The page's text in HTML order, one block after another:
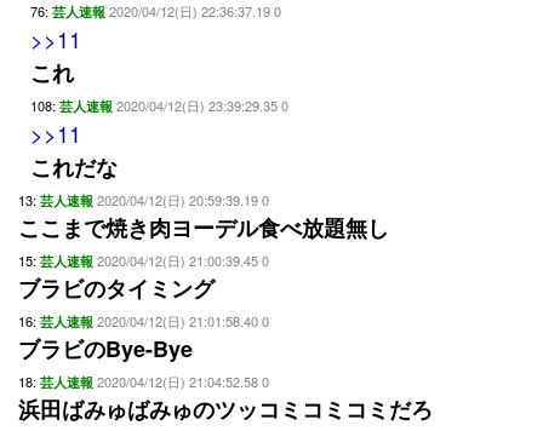
76: 芸人速報 2020/04/12(日) 22:36:37.19 0
>>11
これ
108: 芸人速報 2020/04/12(日) 23:39:29.35 0
>>11
これだな
13: 芸人速報 2020/04/12(日) 20:59:39.19 0
ここまで焼き肉ヨーデル食べ放題無し
15: 芸人速報 2020/04/12(日) 21:00:39.45 0
ブラビのタイミング
16: 芸人速報 2020/04/12(日) 21:01:58.40 0
ブラビのBye-Bye
18: 芸人速報 2020/04/12(日) 21:04:52.58 0
浜田ばみゅばみゅのツッコミコミコミだろ